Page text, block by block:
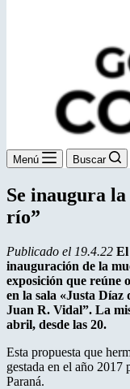
Menú Buscar
Se inaugura
río”
Publicado el 19.4.22 El
inauguración de la
exposición que reúne
en la sala «Justa
Juan R. Vidal”. La
abril, desde las 20.
Esta propuesta que
gestada en el año
Paraná.